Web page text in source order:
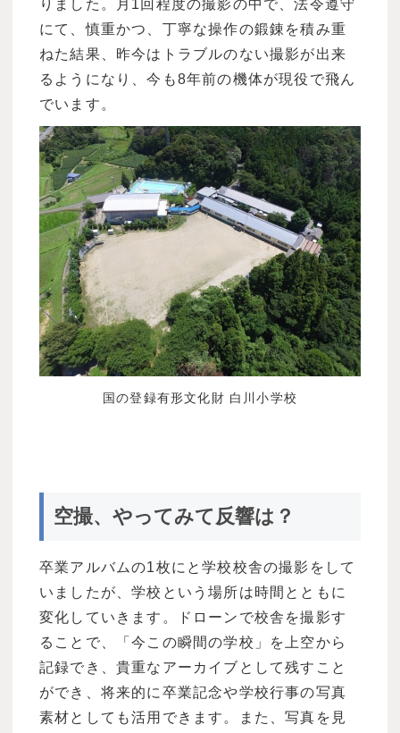
りました。月1回程度の撮影の中で、法令遵守
にて、慎重かつ、丁寧な操作の鍛錬を積み重
ねた結果、昨今はトラブルのない撮影が出来
るようになり、今も8年前の機体が現役で飛ん
でいます。
国の登録有形文化財 白川小学校
空撮、やってみて反響は？
卒業アルバムの1枚にと学校校舎の撮影をして
いましたが、学校という場所は時間とともに
変化していきます。ドローンで校舎を撮影す
ることで、「今この瞬間の学校」を上空から
記録でき、貴重なアーカイブとして残すこと
ができ、将来的に卒業記念や学校行事の写真
素材としても活用できます。また、写真を見